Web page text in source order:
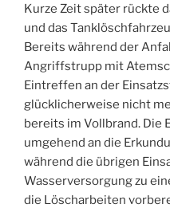
Kurze Zeit später rückte
und das
Bereits während der
Angriffstrupp mit
Eintreffen an der
glücklicherweise nicht
bereits im Vollbrand. Die
umgehend an die
während die übrigen
Wasserversorgung zu
die Löscharbeiten